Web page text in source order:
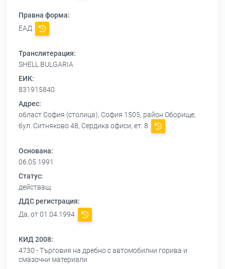
Правна форма:
ЕАД
Транслитерация:
SHELL BULGARIA
ЕИК:
831915840
Адрес:
област София (столица), София 1505, район Оборище,
бул. Ситняково 48, Сердика офиси, ет. 8
Основана:
06.05.1991
Статус:
действащ
ДДС регистрация:
Да, от 01.04.1994
КИД 2008:
4730 - Търговия на дребно с автомобилни горива и
смазочни материали